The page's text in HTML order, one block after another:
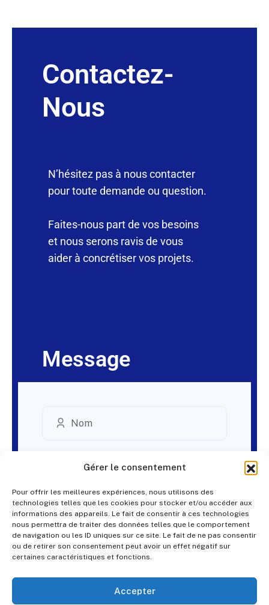
Gérer le consentement
Pour offrir les meilleures expériences, nous utilisons des
technologies telles que les cookies pour stocker et/ou accéder aux
informations des appareils. Le fait de consentir à ces technologies
nous permettra de traiter des données telles que le comportement
de navigation ou les ID uniques sur ce site. Le fait de ne pas consentir
ou de retirer son consentement peut avoir un effet négatif sur
certaines caractéristiques et fonctions.
Accepter
Contactez-
Nous
N’hésitez pas à nous contacter
pour toute demande ou question.
Faites-nous part de vos besoins
et nous serons ravis de vous
aider à concrétiser vos projets.
Message